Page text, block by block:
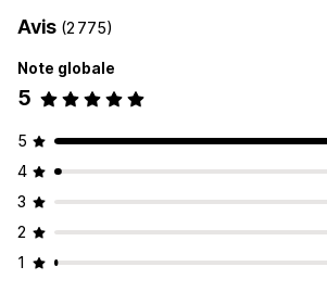
Avis (2 775)
Note globale
5
5
4
3
2
1